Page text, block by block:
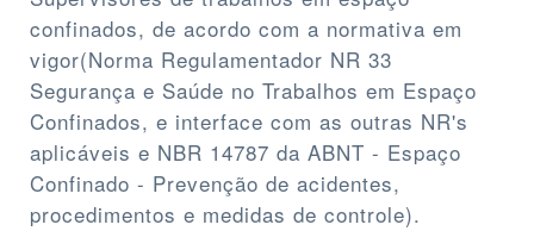
confinados, de acordo com a normativa em
vigor(Norma Regulamentador NR 33
Segurança e Saúde no Trabalhos em Espaço
Confinados, e interface com as outras NR's
aplicáveis e NBR 14787 da ABNT - Espaço
Confinado - Prevenção de acidentes,
procedimentos e medidas de controle).